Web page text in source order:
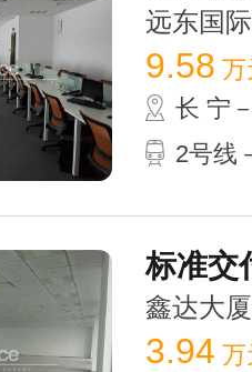
远东国
9.58 万
长 宁
2号线
标准交
鑫达大
3.94 万